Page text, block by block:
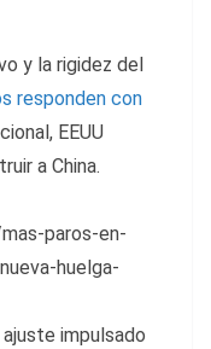
y la rigidez del
responden con
EEUU
a China.
paros-en-
huelga-
impulsado